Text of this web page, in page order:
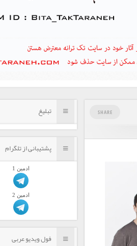
SHARE تبلیغ
پشتیبانی از تلگرام
ادمين 1
ادمين 2
فول ویدیو عربی